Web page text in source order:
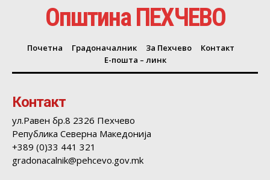
Општина ПЕХЧЕВО
Почетна Градоначалник За Пехчево
Контакт
Е-пошта – линк
Контакт
ул.Равен бр.8 2326 Пехчево
Република Северна Македонија
+389 (0)33 441 321
gradonacalnik@pehcevo.gov.mk